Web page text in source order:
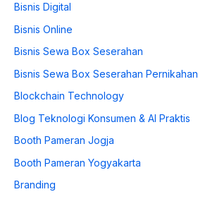
Bisnis Digital
Bisnis Online
Bisnis Sewa Box Seserahan
Bisnis Sewa Box Seserahan Pernikahan
Blockchain Technology
Blog Teknologi Konsumen & AI Praktis
Booth Pameran Jogja
Booth Pameran Yogyakarta
Branding